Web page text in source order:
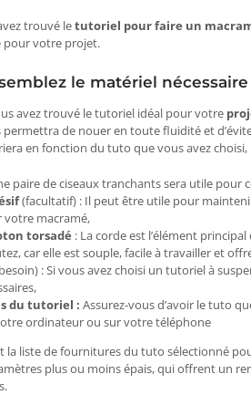
trouvé letutoriel pour faire un
pour votre projet.
le matériel nécessaire
avez trouvé le tutoriel idéal pour votre
permettra de nouer en toute fluidité et
en fonction du tuto que vous avez
paire de ciseaux tranchants sera utile pour
(facultatif) : Il peut être utile pour
votre macramé,
torsadé : La corde est l’élément
car elle est souple, facile à travailler et
: Si vous avez choisi un tutoriel à
du tutoriel : Assurez-vous d’avoir le tuto
ordinateur ou sur votre téléphone
la liste de fournitures du tuto sélectionné
plus ou moins épais, qui offrent un